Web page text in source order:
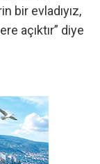
bir evladıyız,
açıktır” diye